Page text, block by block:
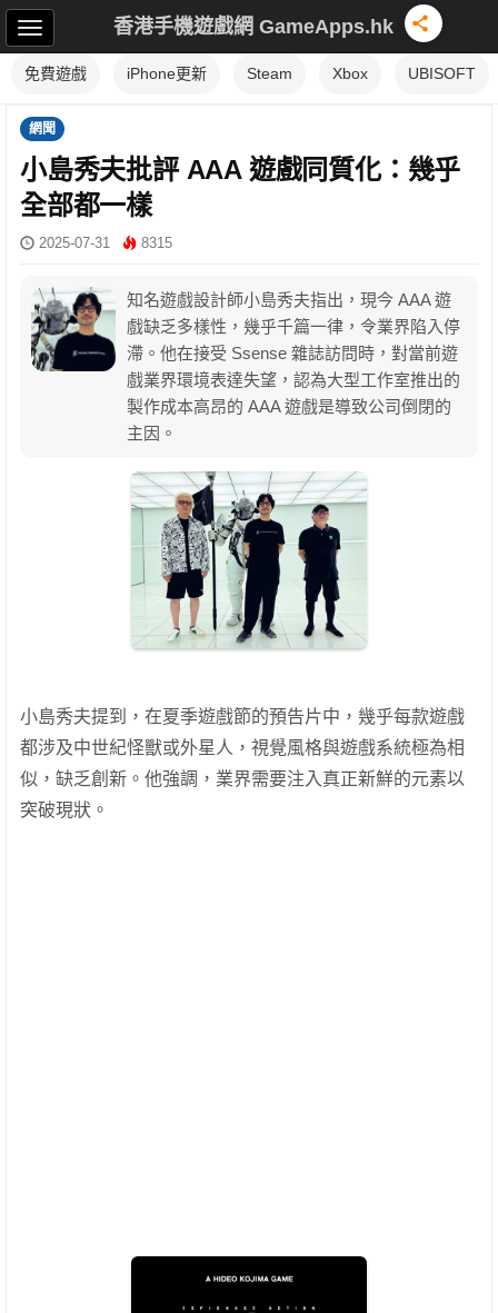
香港手機遊戲網 GameApps.hk
免費遊戲 iPhone更新 Steam Xbox UBISOFT
網聞
小島秀夫批評 AAA 遊戲同質化：幾乎
全部都一樣
2025-07-31 8315
知名遊戲設計師小島秀夫指出，現今 AAA 遊
戲缺乏多樣性，幾乎千篇一律，令業界陷入停
滯。他在接受 Ssense 雜誌訪問時，對當前遊
戲業界環境表達失望，認為大型工作室推出的
製作成本高昂的 AAA 遊戲是導致公司倒閉的
主因。
小島秀夫提到，在夏季遊戲節的預告片中，幾乎每款遊戲
都涉及中世紀怪獸或外星人，視覺風格與遊戲系統極為相
似，缺乏創新。他強調，業界需要注入真正新鮮的元素以
突破現狀。